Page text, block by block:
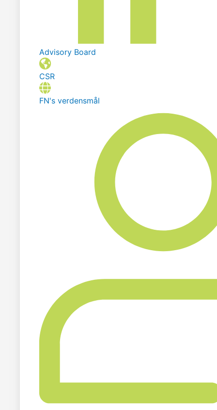
Advisory Board
CSR
FN's verdensmål